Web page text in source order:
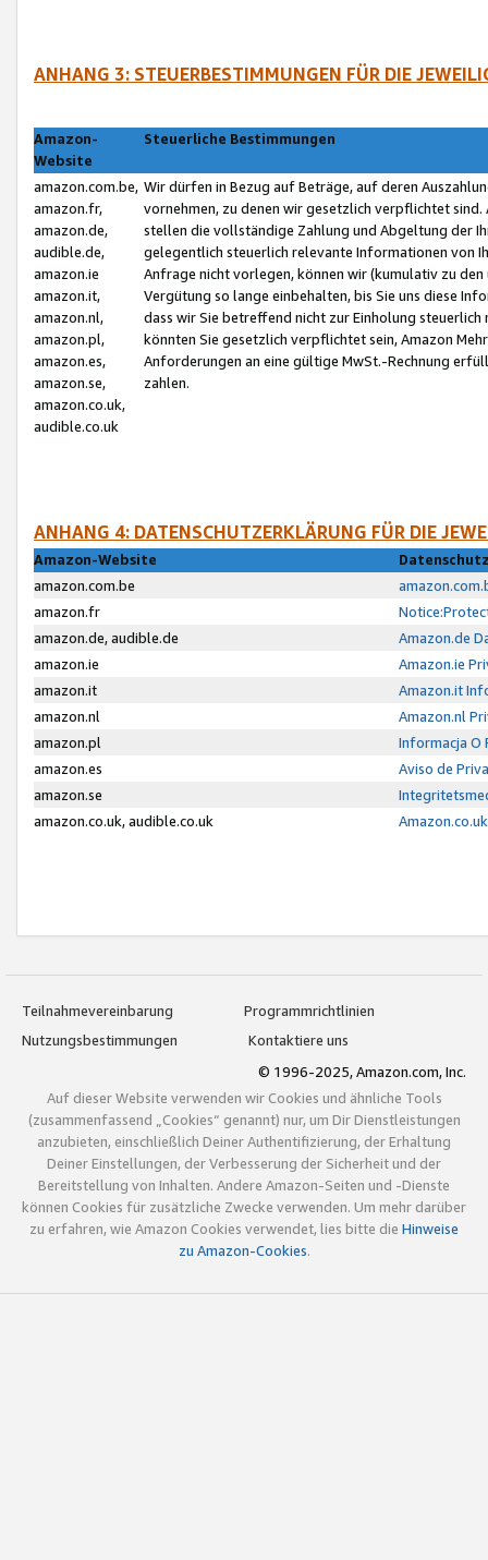
ANHANG 3: STEUERBESTIMMUNGEN FÜR DIE
Amazon-
Website
Steuerliche Bestimmungen
amazon.com.be,
amazon.fr,
amazon.de,
audible.de,
amazon.ie
amazon.it,
amazon.nl,
amazon.pl,
amazon.es,
amazon.se,
amazon.co.uk,
audible.co.uk
Wir dürfen in Bezug auf Beträge, auf deren
vornehmen, zu denen wir gesetzlich verpflichtet
stellen die vollständige Zahlung und Abgeltung der
gelegentlich steuerlich relevante Informationen von
Anfrage nicht vorlegen, können wir (kumulativ zu
Vergütung so lange einbehalten, bis Sie uns diese
dass wir Sie betreffend nicht zur Einholung
könnten Sie gesetzlich verpflichtet sein, Amazon
Anforderungen an eine gültige MwSt.-Rechnung
zahlen.
ANHANG 4: DATENSCHUTZERKLÄRUNG FÜR DIE
Amazon-Website
amazon.com.be
amazon.fr
amazon.de, audible.de
Amazon.de
amazon.ie
Amazon.ie
amazon.it
Amazon.it
amazon.nl
Amazon.nl
amazon.pl
Informacja O
amazon.es
Aviso de
amazon.se
amazon.co.uk, audible.co.uk
Teilnahmevereinbarung
Programmrichtlinien
Nutzungsbestimmungen
Kontaktiere uns
© 1996-2025, Amazon.com, Inc.
Auf dieser Website verwenden wir Cookies und ähnliche Tools
(zusammenfassend „Cookies“ genannt) nur, um Dir Dienstleistungen
anzubieten, einschließlich Deiner Authentifizierung, der Erhaltung
Deiner Einstellungen, der Verbesserung der Sicherheit und der
Bereitstellung von Inhalten. Andere Amazon-Seiten und -Dienste
können Cookies für zusätzliche Zwecke verwenden. Um mehr darüber
zu erfahren, wie Amazon Cookies verwendet, lies bitte die Hinweise
zu Amazon-Cookies.